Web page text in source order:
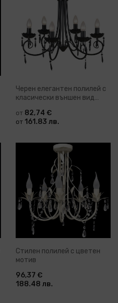
Черен елегантен полилей с
класически външен вид
от 82,74 €
от 161.83 лв.
Стилен полилей с цветен
мотив
96,37 €
188.48 лв.